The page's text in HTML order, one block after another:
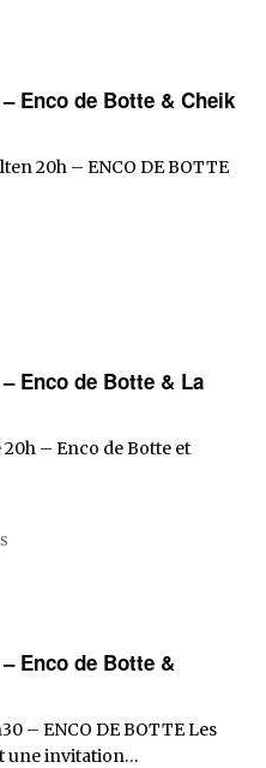
Enco de Botte & Cheik
20h – ENCO DE BOTTE
Enco de Botte & La
– Enco de Botte et
Enco de Botte &
– ENCO DE BOTTE Les
une invitation…